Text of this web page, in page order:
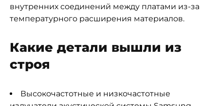
внутренних соединений между платами из-за
температурного расширения материалов.
Какие детали вышли из
строя
Высокочастотные и низкочастотные